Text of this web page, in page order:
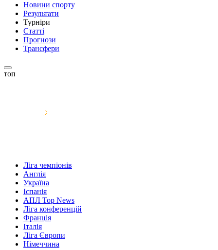
Новини спорту
Результати
Турніри
Статті
Прогнози
Трансфери
топ
Ліга чемпіонів
Англія
Україна
Іспанія
АПЛ Top News
Ліга конференцій
Франція
Італія
Ліга Європи
Німеччина